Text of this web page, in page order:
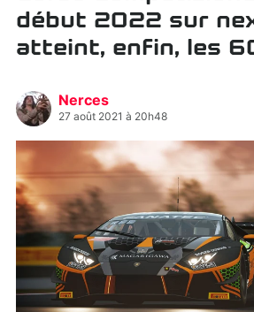
début 2022 sur
atteint, enfin, les
Nerces
27 août 2021 à 20h48